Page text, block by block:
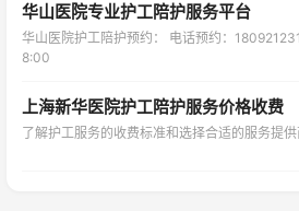
华山医院专业护工陪护服务平台
华山医院护工陪护预约： 电话预约：18092123179 （工作日
8:00
上海新华医院护工陪护服务价格收费
了解护工服务的收费标准和选择合适的服务提